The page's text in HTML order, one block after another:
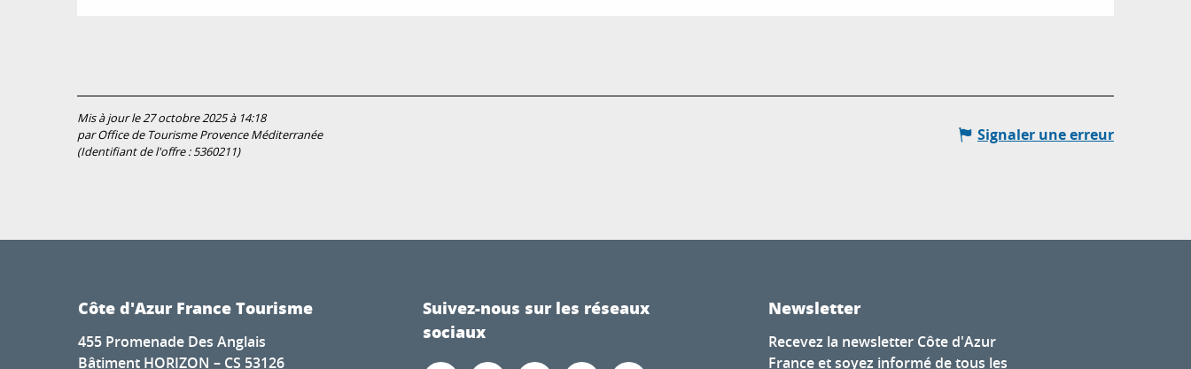
Mis à jour le 27 octobre 2025 à 14:18
par Office de Tourisme Provence Méditerranée
(Identifiant de l'offre :5360211)
Signaler une erreur
Côte d'Azur France Tourisme
455 Promenade Des Anglais
Bâtiment HORIZON – CS 53126
Suivez-nous sur les réseaux
sociaux
Newsletter
Recevez la newsletter Côte d'Azur
France et soyez informé de tous les